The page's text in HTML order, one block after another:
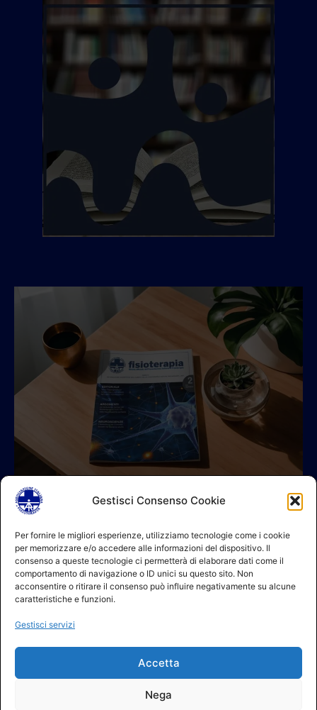
Gestisci Consenso Cookie
Per fornire le migliori esperienze, utilizziamo tecnologie come i cookie
per memorizzare e/o accedere alle informazioni del dispositivo. Il
consenso a queste tecnologie ci permetterà di elaborare dati come il
comportamento di navigazione o ID unici su questo sito. Non
acconsentire o ritirare il consenso può influire negativamente su alcune
caratteristiche e funzioni.
Gestisci servizi
Accetta
Nega
Contatti
GDPR Informativa (sito)
GDPR Informativa (soci)
GDPR Informativa (moduli)
Regolamento partecipazione corsi
NEWSLETTER AIFI